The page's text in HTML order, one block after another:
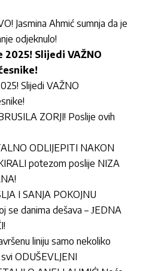
Jasmina Ahmić sumnja da je
odjeknulo!
2025! Slijedi VAŽNO
Slijedi VAŽNO
ZORJI! Poslije ovih
ODLIJEPITI NAKON
potezom poslije NIZA
I SANJA POKOJNU
se danima dešava – ЈEDNA
liniju samo nekoliko
ODUŠEVLJENI